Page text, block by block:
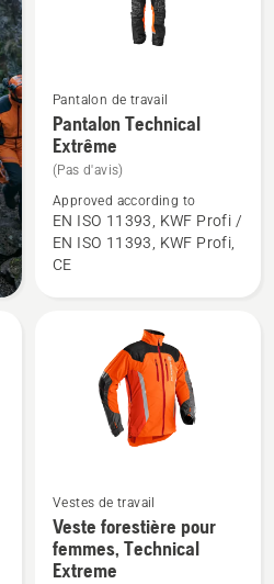
Voir
plus
de
détails
sur
Pantalon
Technical
Pantalon de travail
Pantalon Technical
Extrême
(Pas d'avis)
Approved according to
EN ISO 11393, KWF Profi /
EN ISO 11393, KWF Profi,
CE
Voir
plus
de
Vestes de travail
Veste forestière pour
femmes, Technical
Extreme